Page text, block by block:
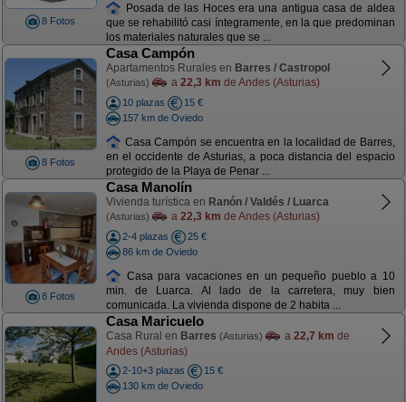
8 Fotos
Posada de las Hoces era una antigua casa de aldea
que se rehabilitó casi íntegramente, en la que predominan
los materiales naturales que se ...
8 Fotos
Casa Campón
Apartamentos Rurales en Barres / Castropol
(Asturias) a 22,3 km de Andes (Asturias)
10 plazas
15 €
157 km de Oviedo
Casa Campón se encuentra en la localidad de Barres,
en el occidente de Asturias, a poca distancia del espacio
protegido de la Playa de Penar ...
8 Fotos
Casa Manolín
Vivienda turística en Ranón / Valdés / Luarca
(Asturias) a 22,3 km de Andes (Asturias)
2-4 plazas
25 €
86 km de Oviedo
Casa para vacaciones en un pequeño pueblo a 10
min. de Luarca. Al lado de la carretera, muy bien
comunicada. La vivienda dispone de 2 habita ...
Casa Maricuelo
Casa Rural en Barres (Asturias) a 22,7 km de
Andes (Asturias)
2-10+3 plazas
15 €
130 km de Oviedo